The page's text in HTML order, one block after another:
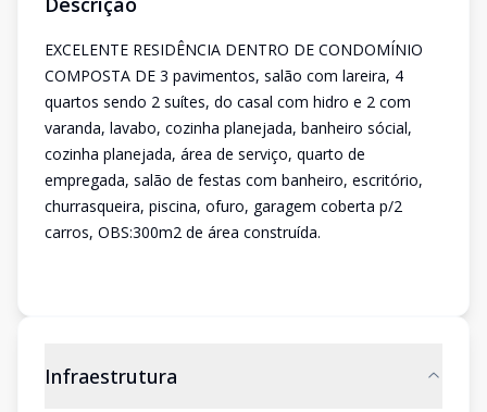
EXCELENTE RESIDÊNCIA DENTRO DE CONDOMÍNIO
COMPOSTA DE 3 pavimentos, salão com lareira, 4
quartos sendo 2 suítes, do casal com hidro e 2 com
varanda, lavabo, cozinha planejada, banheiro sócial,
cozinha planejada, área de serviço, quarto de
empregada, salão de festas com banheiro, escritório,
churrasqueira, piscina, ofuro, garagem coberta p/2
carros, OBS:300m2 de área construída.
Infraestrutura